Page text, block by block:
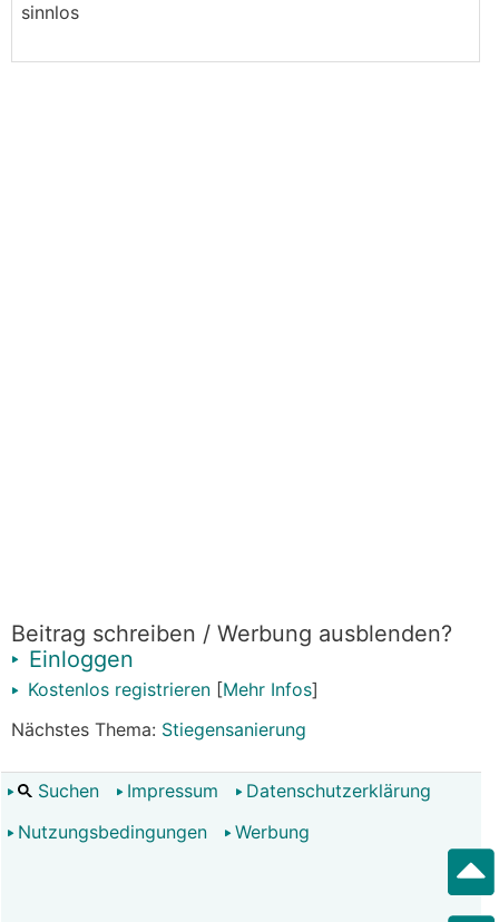
sinnlos
Beitrag schreiben / Werbung ausblenden?
Einloggen
Kostenlos registrieren [Mehr Infos]
Nächstes Thema: Stiegensanierung
Suchen Impressum
Datenschutzerklärung
Nutzungsbedingungen
Werbung